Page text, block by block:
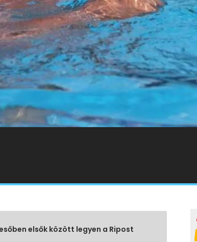
elsők között legyen a Ripost